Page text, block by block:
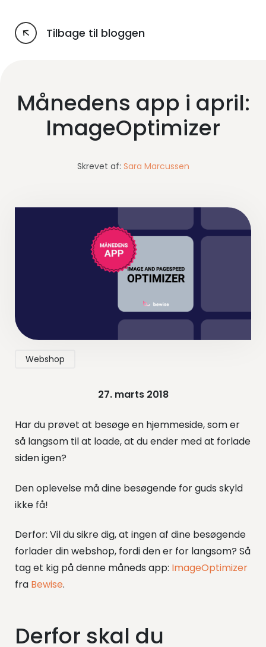
Tilbage til bloggen
Månedens app i april:
ImageOptimizer
Skrevet af: Sara Marcussen
Webshop
27. marts 2018
Har du prøvet at besøge en hjemmeside, som er
så langsom til at loade, at du ender med at forlade
siden igen?
Den oplevelse må dine besøgende for guds skyld
ikke få!
Derfor: Vil du sikre dig, at ingen af dine besøgende
forlader din webshop, fordi den er for langsom? Så
tag et kig på denne måneds app: ImageOptimizer
fra Bewise.
Derfor skal du